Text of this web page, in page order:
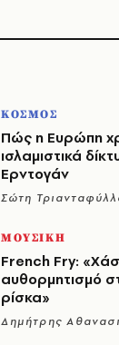
ΚΟΣΜΟΣ
Πώς η Ευρώπη
ισλαμιστικά
Ερντογάν
Σώτη
ΜΟΥΣΙΚΗ
French Fry:
αυθορμητισμό
ρίσκα»
Δημήτρης